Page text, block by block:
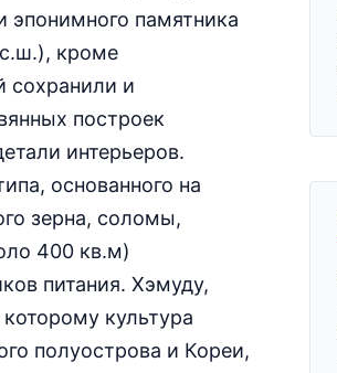
эпонимного памятника
с.ш.), кроме
сохранили и
построек
интерьеров.
основанного на
зерна, соломы,
400 кв.м)
питания. Хэмуду,
культура
полуострова и Кореи,